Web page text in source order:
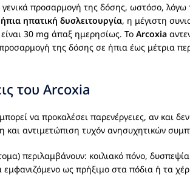
γενικά προσαρμογή της δόσης, ωστόσο,
ήπια ηπατική δυσλειτουργία, η μέγιστη
30 mg άπαξ ημερησίως. Το Arcoxia
της δόσης σε ήπια έως μέτρια
του Arcoxia
μπορεί να προκαλέσει παρενέργειες, αν και
και αντιμετώπιση τυχόν ανησυχητικών
περιλαμβάνουν: κοιλιακό πόνο,
ως πρήξιμο στα πόδια ή τα